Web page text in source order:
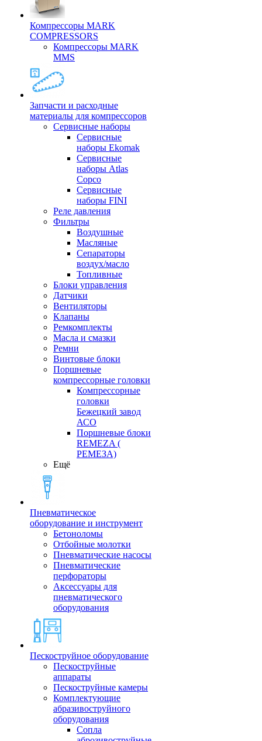
Компрессоры MARK
COMPRESSORS
Компрессоры MARK
MMS
Запчасти и расходные
материалы для компрессоров
Cервисные наборы
Сервисные
наборы Ekomak
Cервисные
наборы Atlas
Copco
Сервисные
наборы FINI
Реле давления
Фильтры
Воздушные
Масляные
Сепараторы
воздух/масло
Топливные
Блоки управления
Датчики
Вентиляторы
Клапаны
Ремкомплекты
Масла и смазки
Ремни
Винтовые блоки
Поршневые
компрессорные головки
Компрессорные
головки
Бежецкий завод
АСО
Поршневые блоки
REMEZA (
РЕМЕЗА)
Ещё
Пневматическое
оборудование и инструмент
Бетоноломы
Отбойные молотки
Пневматические насосы
Пневматические
перфораторы
Аксессуары для
пневматического
оборудования
Пескоструйное оборудование
Пескоструйные
аппараты
Пескоструйные камеры
Комплектующие
абразивоструйного
оборудования
Сопла